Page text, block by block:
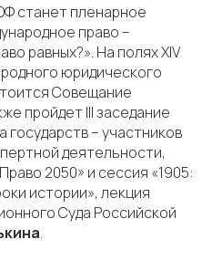
станет пленарное
право –
равных?». На полях XIV
юридического
Совещание
пройдет III заседание
– участников
деятельности,
2050» и сессия «1905:
истории», лекция
Суда Российской
.